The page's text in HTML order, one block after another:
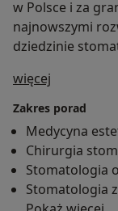
w Polsce i za
najnowszymi
dziedzinie
więcej
Zakres porad
Medycyna
Chirurgia
Stomatologia
Stomatologia